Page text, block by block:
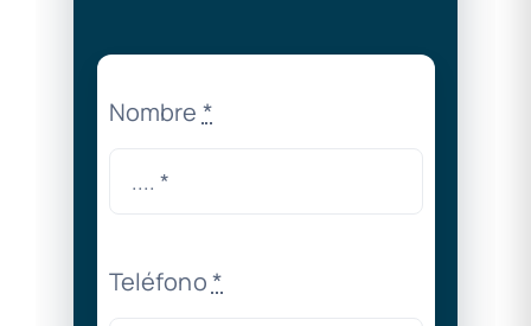
Nombre *
Teléfono*